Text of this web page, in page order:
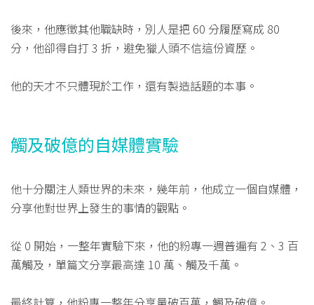
後來，他應徵其他職缺時，別人是把 60 分履歷寫成 80
分，他卻得自打 3 折，避免獵人頭不信這份資歷。
他的天才不只體現於工作，還有製造話題的本事。
觸及破億的自媒體實驗
他十分關注人類世界的未來，幾年前，他成立一個自媒體，
分享他對世界上發生的事情的觀點。
從 0 開始，一整年實驗下來，他的粉專一週普遍有 2、3 百
萬觸及，單篇文分享最高達 10 萬、觸及千萬。